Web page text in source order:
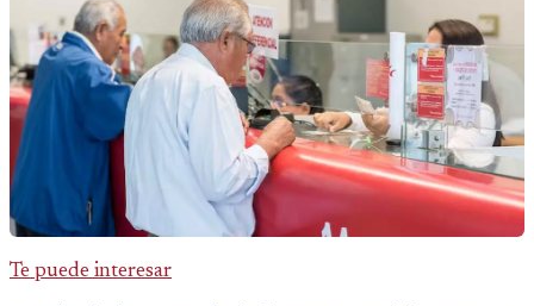
Te puede interesar